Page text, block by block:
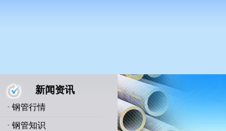
新闻资讯
· 钢管行情
· 钢管知识